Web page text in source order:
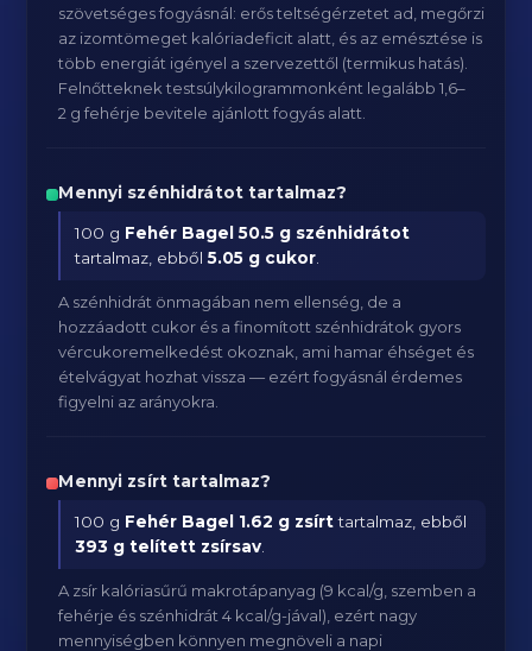
szövetséges fogyásnál: erős teltségérzetet ad, megőrzi
az izomtömeget kalóriadeficit alatt, és az emésztése is
több energiát igényel a szervezettől (termikus hatás).
Felnőtteknek testsúlykilogrammonként legalább 1,6–
2 g fehérje bevitele ajánlott fogyás alatt.
Mennyi szénhidrátot tartalmaz?
100 g Fehér Bagel 50.5 g szénhidrátot
tartalmaz, ebből5.05 g cukor
A szénhidrát önmagában nem ellenség, de a
hozzáadott cukor és a finomított szénhidrátok gyors
vércukoremelkedést okoznak, ami hamar éhséget és
ételvágyat hozhat vissza — ezért fogyásnál érdemes
figyelni az arányokra.
Mennyi zsírt tartalmaz?
100 g Fehér Bagel 1.62 g zsírttartalmaz, ebből
393 g telített zsírsav
A zsír kalóriasűrű makrotápanyag (9 kcal/g, szemben a
fehérje és szénhidrát 4 kcal/g-jával), ezért nagy
mennyiségben könnyen megnöveli a napi